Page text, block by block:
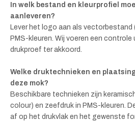
In welk bestand en kleurprofiel
aanleveren?
Lever het logo aan als vectorbestand
PMS-kleuren. Wij voeren een
drukproef ter akkoord.
Welke druktechnieken en
deze mok?
Beschikbare technieken zijn
colour) en zeefdruk in PMS-kleuren.
af op het drukvlak en het gewenste